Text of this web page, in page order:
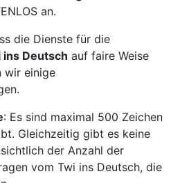
an.
die Dienste für die
Deutsch auf faire Weise
wir einige
: Es sind maximal 500 Zeichen
Gleichzeitig gibt es keine
der Anzahl der
vom Twi ins Deutsch, die